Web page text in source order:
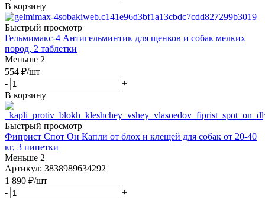
В корзину
Быстрый просмотр
Гельмимакс-4 Антигельминтик для щенков и собак мелких
пород, 2 таблетки
Меньше 2
554 ₽/шт
-
+
В корзину
Быстрый просмотр
Фиприст Спот Он Капли от блох и клещей для собак от 20-40
кг, 3 пипетки
Меньше 2
Артикул: 3838989634292
1 890 ₽/шт
-
+